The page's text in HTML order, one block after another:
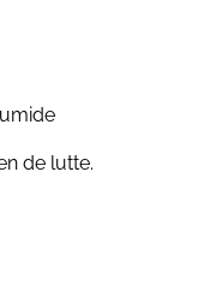
de lutte.